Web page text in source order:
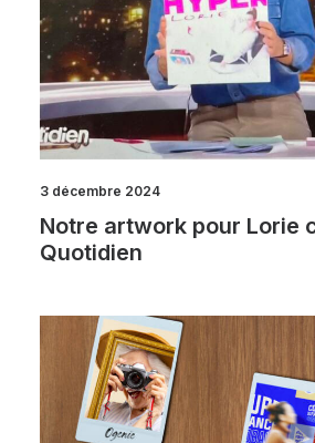
3 décembre 2024
Notre artwork pour Lorie
Quotidien